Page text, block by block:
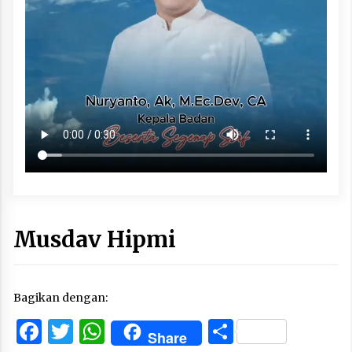
Musdav Hipmi
Bagikan dengan:
Facebook
Twitter
WhatsApp
Share Share